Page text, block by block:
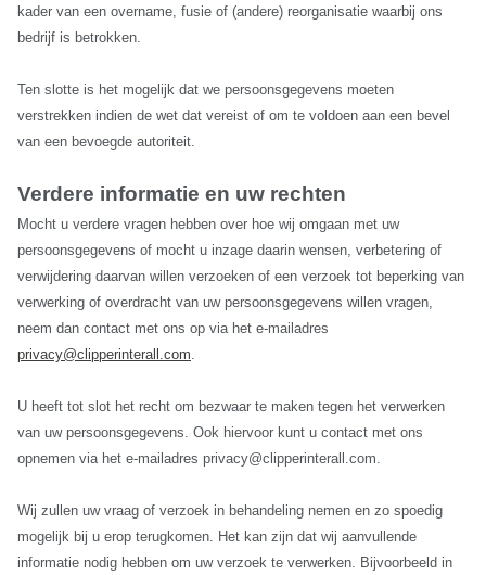
kader van een overname, fusie of (andere) reorganisatie waarbij ons
bedrijf is betrokken.
Ten slotte is het mogelijk dat we persoonsgegevens moeten
verstrekken indien de wet dat vereist of om te voldoen aan een bevel
van een bevoegde autoriteit.
Verdere informatie en uw rechten
Mocht u verdere vragen hebben over hoe wij omgaan met uw
persoonsgegevens of mocht u inzage daarin wensen, verbetering of
verwijdering daarvan willen verzoeken of een verzoek tot beperking van
verwerking of overdracht van uw persoonsgegevens willen vragen,
neem dan contact met ons op via het e-mailadres
privacy@clipperinterall.com.
U heeft tot slot het recht om bezwaar te maken tegen het verwerken
van uw persoonsgegevens. Ook hiervoor kunt u contact met ons
opnemen via het e-mailadres privacy@clipperinterall.com.
Wij zullen uw vraag of verzoek in behandeling nemen en zo spoedig
mogelijk bij u erop terugkomen. Het kan zijn dat wij aanvullende
informatie nodig hebben om uw verzoek te verwerken. Bijvoorbeeld in